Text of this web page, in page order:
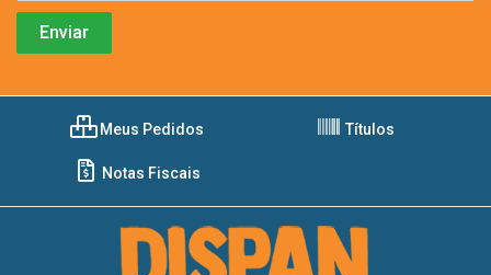
Meus Pedidos Títulos
Notas Fiscais